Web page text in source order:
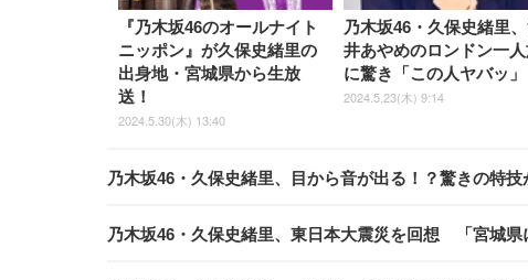
『乃木坂46のオールナイト
ニッポン』が久保史緒里の
出身地・宮城県から生放
送！
2024.5.30(木) 13:40
乃木坂46・久保史緒里
井あやめのロンドン一
に驚き「この人ヤバッ」
2024.5.23(木) 9:14
乃木坂46・久保史緒里、目から音が出る！？驚きの特技
乃木坂46・久保史緒里、東日本大震災を回想 「宮城県